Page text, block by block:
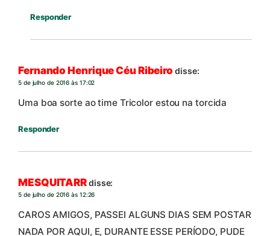
Responder
Fernando Henrique Céu Ribeiro disse:
5 de julho de 2016 às 17:02
Uma boa sorte ao time Tricolor estou na torcida
Responder
MESQUITARRdisse:
5 de julho de 2016 às 12:26
CAROS AMIGOS, PASSEI ALGUNS DIAS SEM POSTAR
NADA POR AQUI, E, DURANTE ESSE PERÍODO, PUDE